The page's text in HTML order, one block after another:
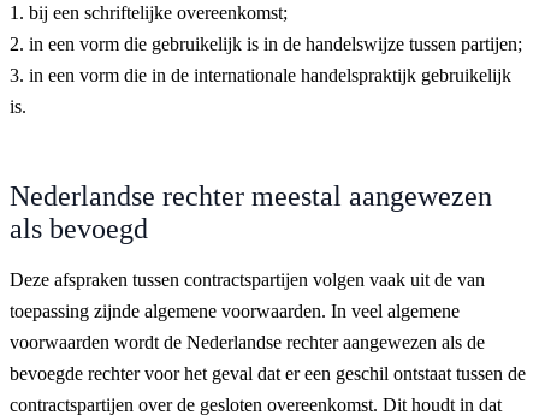
1. bij een schriftelijke overeenkomst;
2. in een vorm die gebruikelijk is in de handelswijze tussen partijen;
3. in een vorm die in de internationale handelspraktijk gebruikelijk
is.
Nederlandse rechter meestal aangewezen
als bevoegd
Deze afspraken tussen contractspartijen volgen vaak uit de van
toepassing zijnde algemene voorwaarden. In veel algemene
voorwaarden wordt de Nederlandse rechter aangewezen als de
bevoegde rechter voor het geval dat er een geschil ontstaat tussen de
contractspartijen over de gesloten overeenkomst. Dit houdt in dat